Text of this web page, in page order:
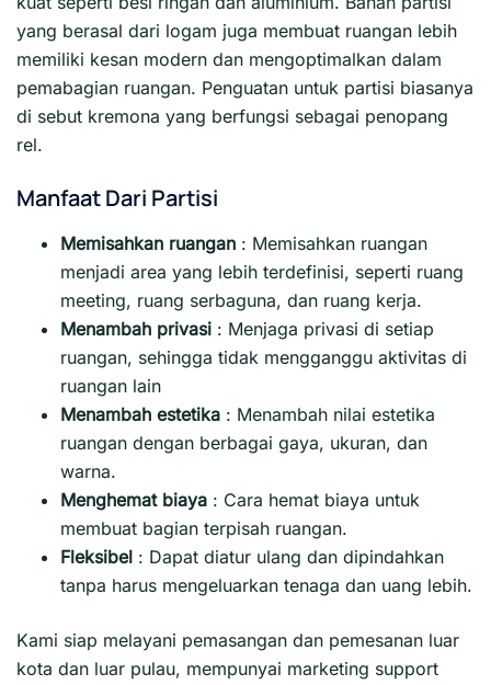
yang berasal dari logam juga membuat ruangan lebih
memiliki kesan modern dan mengoptimalkan dalam
pemabagian ruangan. Penguatan untuk partisi biasanya
di sebut kremona yang berfungsi sebagai penopang
rel.
Manfaat Dari Partisi
Memisahkan ruangan : Memisahkan ruangan
menjadi area yang lebih terdefinisi, seperti ruang
meeting, ruang serbaguna, dan ruang kerja.
Menambah privasi : Menjaga privasi di setiap
ruangan, sehingga tidak mengganggu aktivitas di
ruangan lain
Menambah estetika : Menambah nilai estetika
ruangan dengan berbagai gaya, ukuran, dan
warna.
Menghemat biaya : Cara hemat biaya untuk
membuat bagian terpisah ruangan.
Fleksibel : Dapat diatur ulang dan dipindahkan
tanpa harus mengeluarkan tenaga dan uang lebih.
Kami siap melayani pemasangan dan pemesanan luar
kota dan luar pulau, mempunyai marketing support